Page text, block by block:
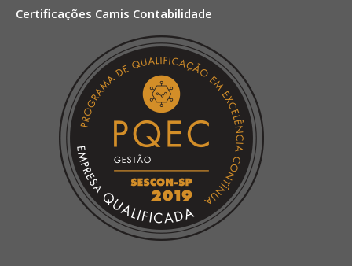
opensopens
window
opens
new
window
opens
new
window
Certificações Camis Contabilidade